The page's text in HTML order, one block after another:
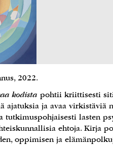
2022.
kodista pohtii kriittisesti
ajatuksia ja avaa virkistäviä
tutkimuspohjaisesti lasten
ehtoja. Kirja
oppimisen ja